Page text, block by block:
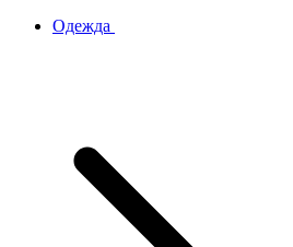
Одежда